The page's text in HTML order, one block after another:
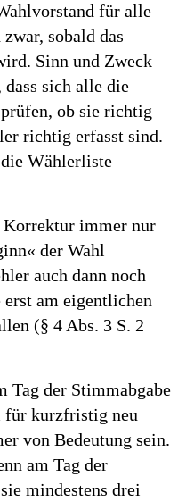
für alle
sobald das
Sinn und Zweck
sich alle die
ob sie richtig
richtig erfasst sind.
Wählerliste
immer nur
der Wahl
auch dann noch
am eigentlichen
(§ 4 Abs. 3 S. 2
Tag der Stimmabgabe
für kurzfristig neu
von Bedeutung sein.
am Tag der
mindestens drei